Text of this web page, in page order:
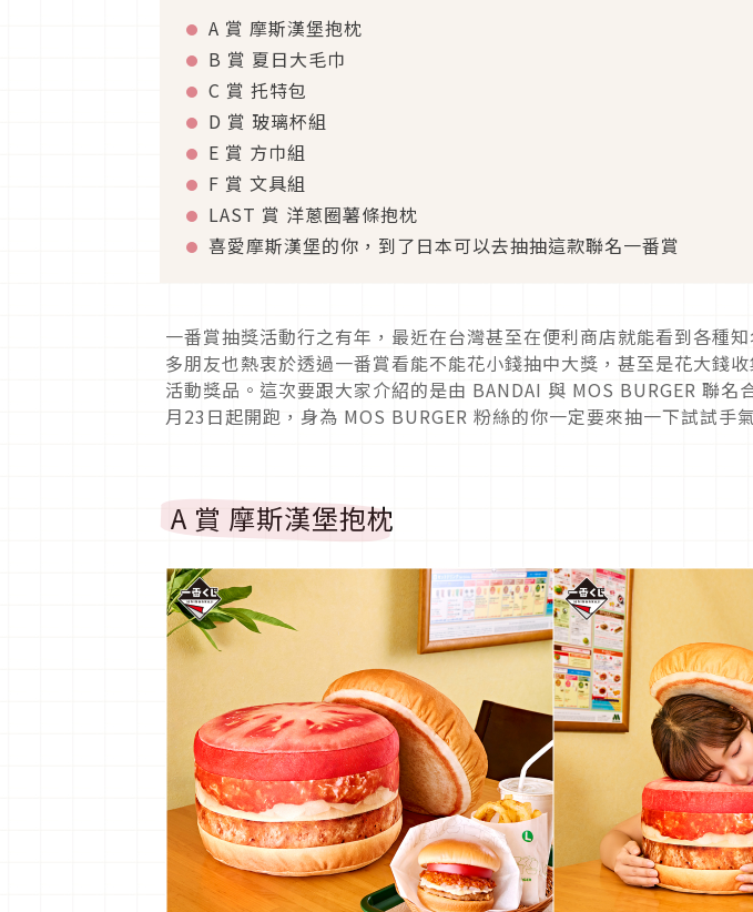
A 賞 摩斯漢堡抱枕
B 賞 夏日大毛巾
C 賞 托特包
D 賞 玻璃杯組
E 賞 方巾組
F 賞 文具組
LAST 賞 洋蔥圈薯條抱枕
喜愛摩斯漢堡的你，到了日本可以去抽抽這款聯名一番賞
一番賞抽獎活動行之有年，最近在台灣甚至在便利商店就能看到各種
多朋友也熱衷於透過一番賞看能不能花小錢抽中大獎，甚至是花大錢
活動獎品。這次要跟大家介紹的是由 BANDAI 與 MOS BURGER 聯名
月23日起開跑，身為 MOS BURGER 粉絲的你一定要來抽一下試試手
A 賞 摩斯漢堡抱枕